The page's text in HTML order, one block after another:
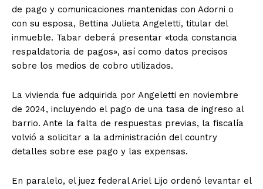
de pago y comunicaciones mantenidas con Adorni o
con su esposa, Bettina Julieta Angeletti, titular del
inmueble. Tabar deberá presentar «toda constancia
respaldatoria de pagos», así como datos precisos
sobre los medios de cobro utilizados.
La vivienda fue adquirida por Angeletti en noviembre
de 2024, incluyendo el pago de una tasa de ingreso al
barrio. Ante la falta de respuestas previas, la fiscalía
volvió a solicitar a la administración del country
detalles sobre ese pago y las expensas.
En paralelo, el juez federal Ariel Lijo ordenó levantar el